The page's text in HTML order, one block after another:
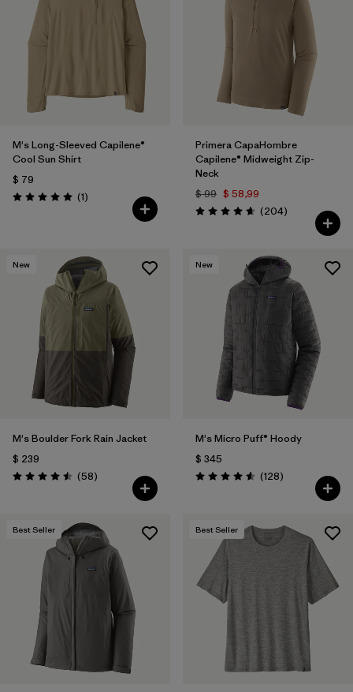
Filtrar por
Materials & Fabric
Filtrar por
Volume
Filtrar por
Gender
Filtrar por
Size
M's Long-Sleeved Capilene®
Cool Sun Shirt
$ 79
Valoración: 5.0 / 5
(1Comentarios
)
Primera CapaHombre
Capilene® Midweight Zip-
Neck
$ 99 $ 58,99
Valoración: 4.6 / 5
(204Comentarios
)
New
M's Boulder Fork Rain Jacket
$ 239
Valoración: 4.5 / 5
(58Comentarios
)
New
M's Micro Puff® Hoody
$ 345
Valoración: 4.6 / 5
(128Comentarios
)
Best Seller Best Seller